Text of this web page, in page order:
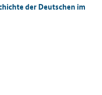
der Deutschen im